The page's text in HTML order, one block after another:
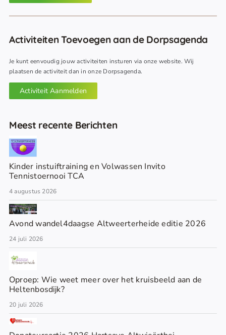
Activiteiten Toevoegen aan de Dorpsagenda
Je kunt eenvoudig jouw activiteiten insturen via onze website. Wij
plaatsen de activiteit dan in onze Dorpsagenda.
Activiteit Aanmelden
Meest recente Berichten
Kinder instuiftraining en Volwassen Invito
Tennistoernooi TCA
4 augustus 2026
Avond wandel4daagse Altweerterheide editie 2026
24 juli 2026
Oproep: Wie weet meer over het kruisbeeld aan de
Heltenbosdijk?
20 juli 2026